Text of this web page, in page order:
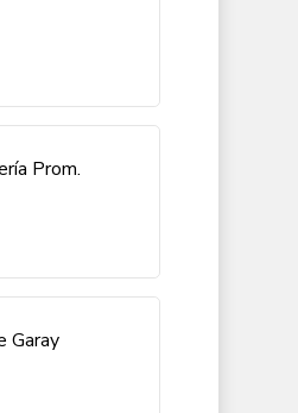
Prom.
Garay